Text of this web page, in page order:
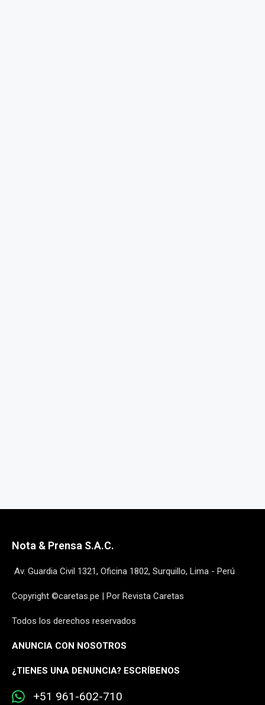
Nota & Prensa S.A.C.
Av. Guardia Civil 1321, Oficina 1802, Surquillo, Lima - Perú
Copyright ©caretas.pe | Por Revista Caretas
Todos los derechos reservados
ANUNCIA CON NOSOTROS
¿TIENES UNA DENUNCIA? ESCRÍBENOS
+51 961-602-710